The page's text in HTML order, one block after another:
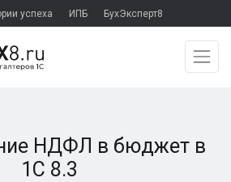
успеха ИПБ БухЭксперт8
НДФЛ в бюджет в
1С 8.3